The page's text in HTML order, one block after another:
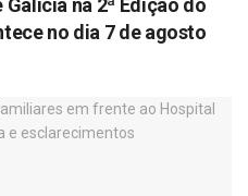
na 2ª Edição do
no dia 7 de agosto